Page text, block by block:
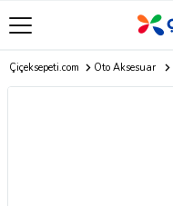
Çiçeksepeti.com Oto Aksesuar